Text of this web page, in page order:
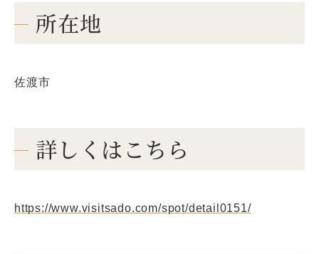
所在地
佐渡市
詳しくはこちら
https://www.visitsado.com/spot/detail0151/